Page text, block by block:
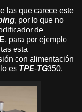
las que carece este
, por lo que no
de
, para por ejemplo
esta
con alimentación
es TPE-TG350.